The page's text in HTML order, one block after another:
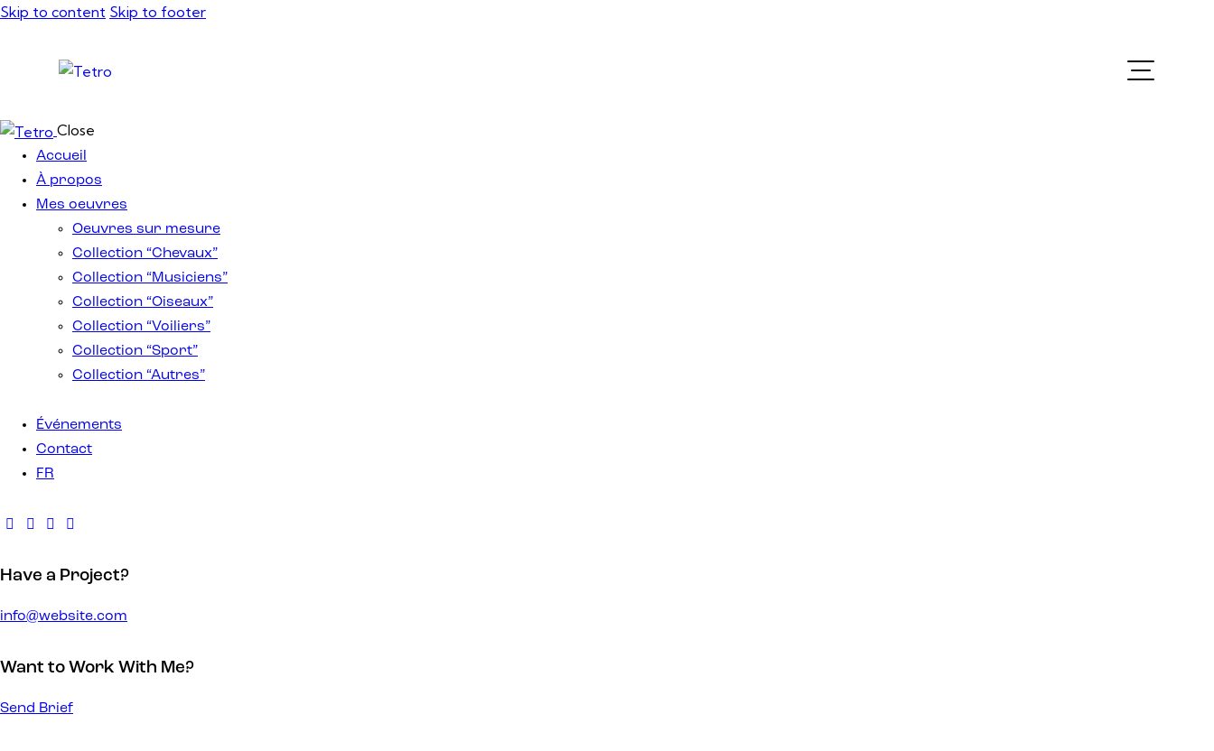
Skip to content Skip to footer
Close
Accueil
À propos
Mes oeuvres
Oeuvres sur mesure
Collection “Chevaux”
Collection “Musiciens”
Collection “Oiseaux”
Collection “Voiliers”
Collection “Sport”
Collection “Autres”
Événements
Contact
FR
Have a Project?
info@website.com
Want to Work With Me?
Send Brief